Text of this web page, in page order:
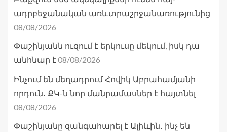
ադրբեջանական առևտրաշրջանառությունից
08/08/2026
Փաշինյանն ուզում է երկուսը մեկում, իսկ դա
անհնար է08/08/2026
Ինչում են մեղադրում Հովիկ Աբրահամյանի
որդուն․ ՔԿ-ն նոր մանրամասներ է հայտնել
08/08/2026
Փաշինյանը զանգահարել է Ալիևին․ ինչ են